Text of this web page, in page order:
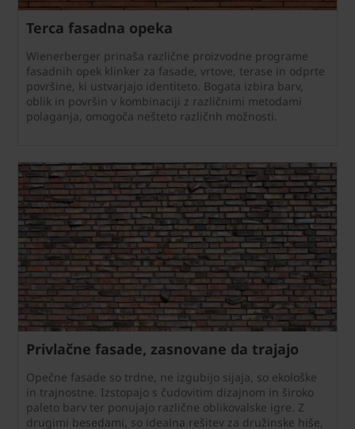
Terca fasadna opeka
Wienerberger prinaša različne proizvodne programe
fasadnih opek klinker za fasade, vrtove, terase in odprte
površine, ki ustvarjajo identiteto. Bogata izbira barv,
oblik in površin v kombinaciji z različnimi metodami
polaganja, omogoča nešteto različnh možnosti.
Privlačne fasade, zasnovane da trajajo
Opečne fasade so trdne, ne izgubijo sijaja, so ekološke
in trajnostne. Izstopajo s čudovitim dizajnom in široko
paleto barv ter ponujajo različne oblikovalske igre. Z
drugimi besedami, so idealna rešitev za družinske hiše,